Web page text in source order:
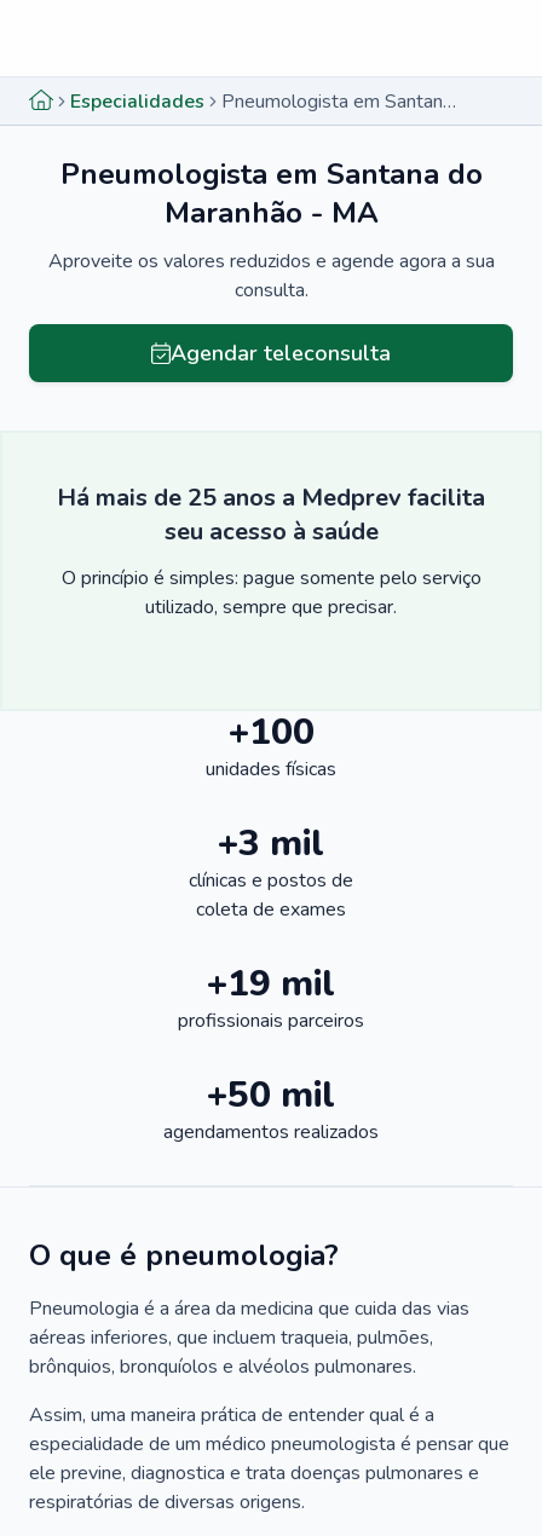
Especialidades Pneumologista em Santana do Maranhão - MA
Pneumologista em Santana do
Maranhão - MA
Aproveite os valores reduzidos e agende agora a sua
consulta.
Agendar teleconsulta
Há mais de 25 anos a Medprev facilita
seu acesso à saúde
O princípio é simples: pague somente pelo serviço
utilizado, sempre que precisar.
+100
unidades físicas
+3 mil
clínicas e postos de
coleta de exames
+19 mil
profissionais parceiros
+50 mil
agendamentos realizados
O que é pneumologia?
Pneumologia é a área da medicina que cuida das vias
aéreas inferiores, que incluem traqueia, pulmões,
brônquios, bronquíolos e alvéolos pulmonares.
Assim, uma maneira prática de entender qual é a
especialidade de um médico pneumologista é pensar que
ele previne, diagnostica e trata doenças pulmonares e
respiratórias de diversas origens.